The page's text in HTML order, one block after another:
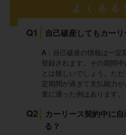
よくある
Q1
自己破産してもカー
A： 自己破産の情報は一定
登録されます。その期間
とは難しいでしょう。た
定期間が過ぎて支払能力
査に通った例はあります。
Q2
カーリース契約中に
る？